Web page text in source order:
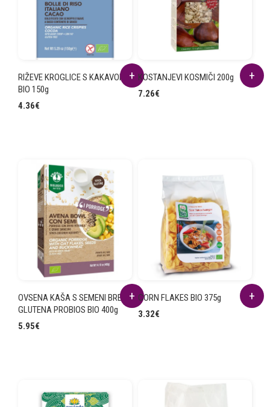
RIŽEVE KROGLICE S KAKAVOM
BIO 150g
4.36€
KOSTANJEVI KOSMIČI 200g
7.26€
OVSENA KAŠA S SEMENI BREZ
GLUTENA PROBIOS BIO 400g
5.95€
CORN FLAKES BIO 375g
3.32€